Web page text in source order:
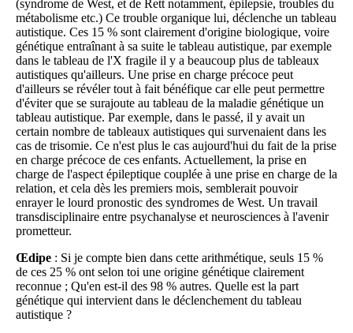
(syndrome de West, et de Rett notamment, épilepsie, troubles du
métabolisme etc.) Ce trouble organique lui, déclenche un tableau
autistique. Ces 15 % sont clairement d'origine biologique, voire
génétique entraînant à sa suite le tableau autistique, par exemple
dans le tableau de l'X fragile il y a beaucoup plus de tableaux
autistiques qu'ailleurs. Une prise en charge précoce peut
d'ailleurs se révéler tout à fait bénéfique car elle peut permettre
d'éviter que se surajoute au tableau de la maladie génétique un
tableau autistique. Par exemple, dans le passé, il y avait un
certain nombre de tableaux autistiques qui survenaient dans les
cas de trisomie. Ce n'est plus le cas aujourd'hui du fait de la prise
en charge précoce de ces enfants. Actuellement, la prise en
charge de l'aspect épileptique couplée à une prise en charge de la
relation, et cela dès les premiers mois, semblerait pouvoir
enrayer le lourd pronostic des syndromes de West. Un travail
transdisciplinaire entre psychanalyse et neurosciences à l'avenir
prometteur.
Œdipe : Si je compte bien dans cette arithmétique, seuls 15 %
de ces 25 % ont selon toi une origine génétique clairement
reconnue ; Qu'en est-il des 98 % autres. Quelle est la part
génétique qui intervient dans le déclenchement du tableau
autistique ?